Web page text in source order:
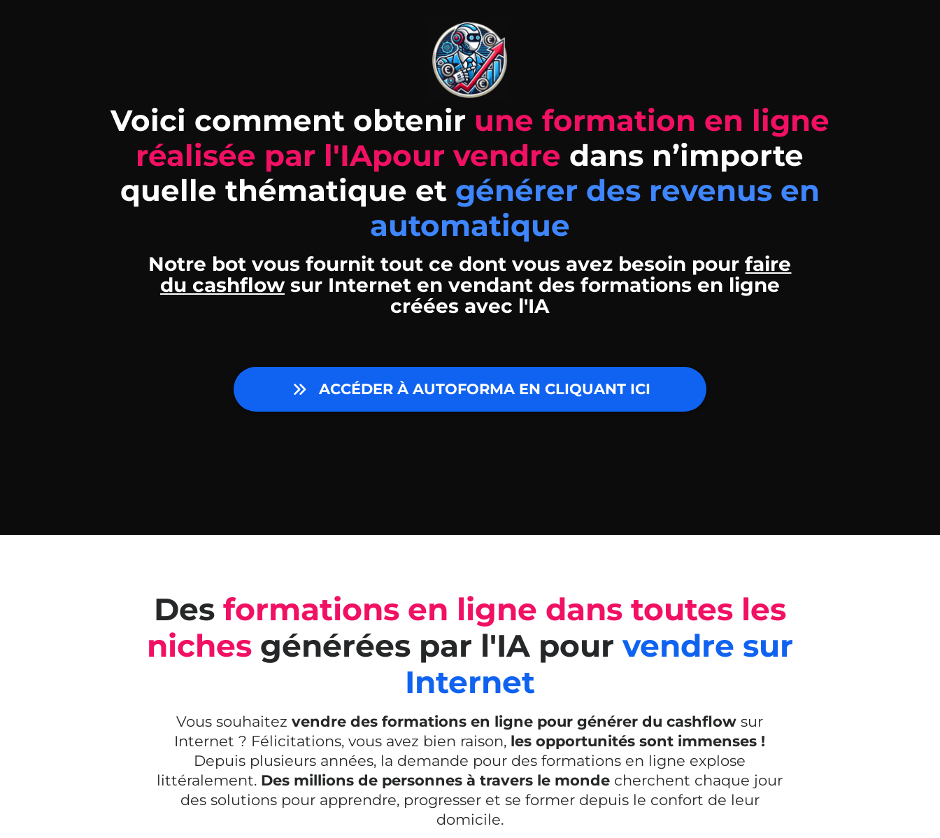
Voici comment obtenir une formation en ligne
réalisée par l'IApour vendre dans n’importe
quelle thématique et générer des revenus en
automatique
Notre bot vous fournit tout ce dont vous avez besoin pourfaire
du cashflowsur Internet en vendant des formations en ligne
créées avec l'IA
ACCÉDER À AUTOFORMA EN CLIQUANT ICI
Des formations en ligne dans toutes les
nichesgénérées par l'IA pourvendre sur
Internet
Vous souhaitezvendre des formations en ligne pour générer du cashflowsur
Internet ? Félicitations, vous avez bien raison, les opportunités sont immenses !
Depuis plusieurs années, la demande pour des formations en ligne explose
littéralement. Des millions de personnes à travers le monde cherchent chaque jour
des solutions pour apprendre, progresser et se former depuis le confort de leur
domicile.